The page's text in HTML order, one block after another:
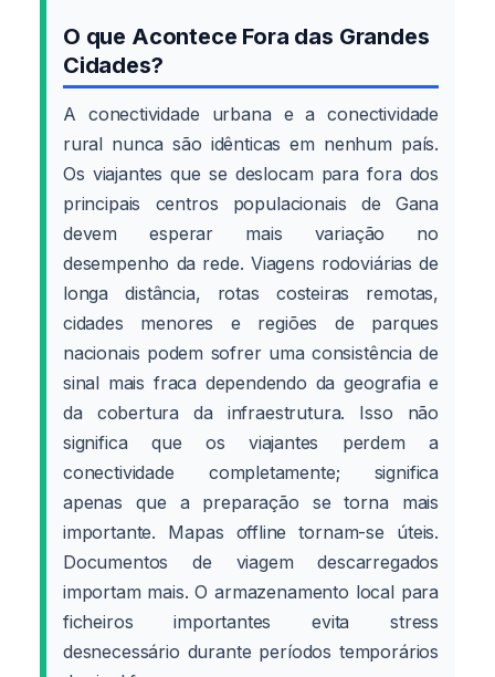
O que Acontece Fora das Grandes
Cidades?
A conectividade urbana e a conectividade
rural nunca são idênticas em nenhum país.
Os viajantes que se deslocam para fora dos
principais centros populacionais de Gana
devem esperar mais variação no
desempenho da rede. Viagens rodoviárias de
longa distância, rotas costeiras remotas,
cidades menores e regiões de parques
nacionais podem sofrer uma consistência de
sinal mais fraca dependendo da geografia e
da cobertura da infraestrutura. Isso não
significa que os viajantes perdem a
conectividade completamente; significa
apenas que a preparação se torna mais
importante. Mapas offline tornam-se úteis.
Documentos de viagem descarregados
importam mais. O armazenamento local para
ficheiros importantes evita stress
desnecessário durante períodos temporários